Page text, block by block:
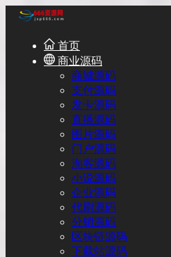
首页
商业源码
商城源码
支付源码
发卡源码
直播源码
图片源码
门户源码
淘客源码
小说源码
企业源码
代刷源码
分销源码
区块链源码
下载站源码